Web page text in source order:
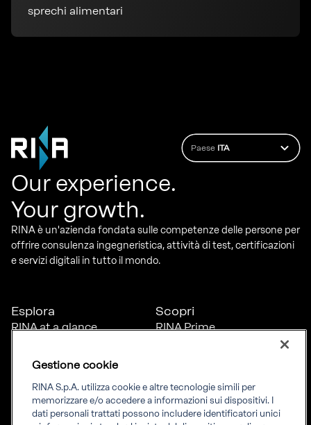
sprechi alimentari
Paese ITA
Our experience.
Your growth.
RINA è un'azienda fondata sulle competenze delle persone per
offrire consulenza ingegneristica, attività di test, certificazioni
e servizi digitali in tutto il mondo.
Esplora
RINA at a glance
inclusione
News
Progetti
Sostenibilità
Scopri
RINA Prime
Gestione cookie
RINA S.p.A. utilizza cookie e altre tecnologie simili per
memorizzare e/o accedere a informazioni sui dispositivi. I
dati personali trattati possono includere identificatori unici